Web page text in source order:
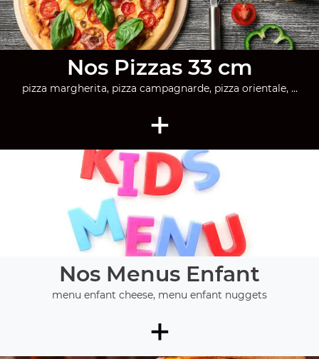
Nos Pizzas 33 cm
pizza margherita, pizza campagnarde, pizza orientale, ...
+
Nos Menus Enfant
menu enfant cheese, menu enfant nuggets
+